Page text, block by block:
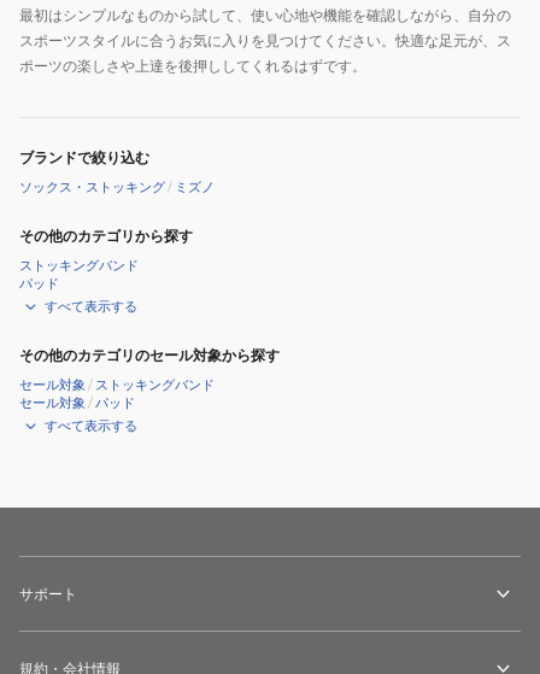
最初はシンプルなものから試して、使い心地や機能を確認しながら、自分の
スポーツスタイルに合うお気に入りを見つけてください。快適な足元が、ス
ポーツの楽しさや上達を後押ししてくれるはずです。
ブランドで絞り込む
ソックス・ストッキング/ ミズノ
その他のカテゴリから探す
ストッキングバンド
パッド
すべて表示する
その他のカテゴリのセール対象から探す
セール対象 / ストッキングバンド
セール対象 /パッド
すべて表示する
サポート
規約・会社情報